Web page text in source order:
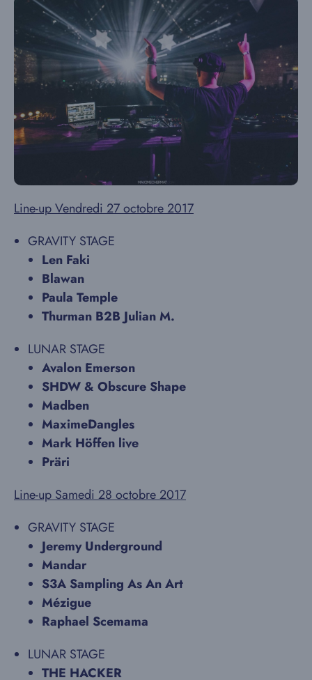
Line-up Vendredi 27 octobre 2017
GRAVITY STAGE
Len Faki
Blawan
Paula Temple
Thurman B2B Julian M.
LUNAR STAGE
Avalon Emerson
SHDW & Obscure Shape
Madben
MaximeDangles
Mark Höffen live
Präri
Line-up Samedi 28 octobre 2017
GRAVITY STAGE
Jeremy Underground
Mandar
S3A Sampling As An Art
Mézigue
Raphael Scemama
LUNAR STAGE
THE HACKER